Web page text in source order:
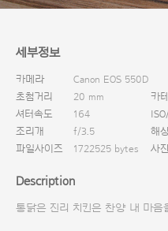
세부정보
카메라
Canon EOS 550D
초첨거리
20 mm 카
셔터속도
164
조리개
f/3.5
해
파일사이즈
1722525 bytes 사
Description
통닭은 진리 치킨은 찬양 내 마음